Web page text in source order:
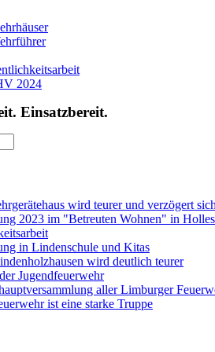
2024
Einsatzbereit.
wird teurer und verzögert sich
2023 im "Betreuten Wohnen" in
in Lindenschule und Kitas
wird deutlich teurer
Jugendfeuerwehr
aller Limburger
ist eine starke Truppe